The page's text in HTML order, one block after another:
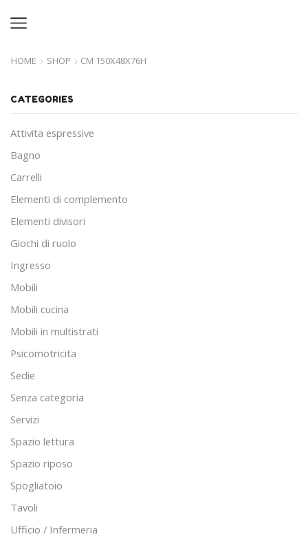
HOME SHOP CM 150X48X76H
CATEGORIES
Attivita espressive
Bagno
Carrelli
Elementi di complemento
Elementi divisori
Giochi di ruolo
Ingresso
Mobili
Mobili cucina
Mobili in multistrati
Psicomotricita
Sedie
Senza categoria
Servizi
Spazio lettura
Spazio riposo
Spogliatoio
Tavoli
Ufficio / Infermeria